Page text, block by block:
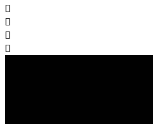



